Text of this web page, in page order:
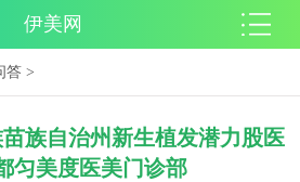
伊美网
答 >
族自治州新生植发潜力股医
匀美度医美门诊部